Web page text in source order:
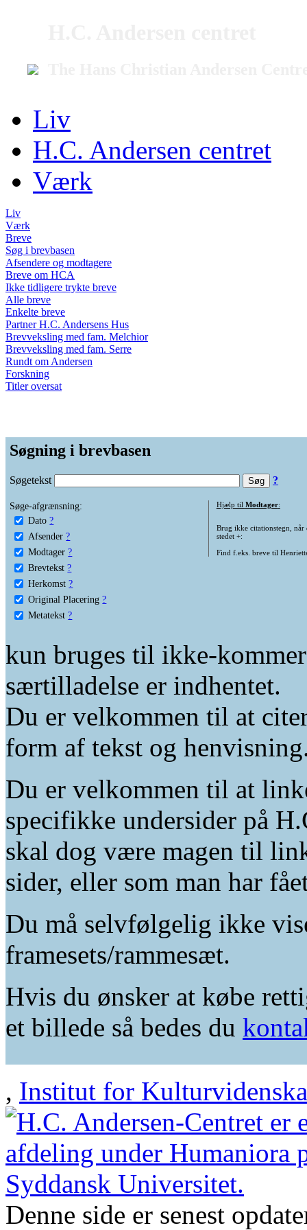
Liv
H.C. Andersen centret
Værk
Liv
Værk
Breve
Søg i brevbasen
Afsendere og modtagere
Breve om HCA
Ikke tidligere trykte breve
Alle breve
Enkelte breve
Partner H.C. Andersens Hus
Brevveksling med fam. Melchior
Brevveksling med fam. Serre
Rundt om Andersen
Forskning
Titler oversat
Søgning i brevbasen
Søgetekst ?
Søge-afgrænsning:
Dato ?
Afsender ?
Modtager ?
Brevtekst ?
Herkomst ?
Original Placering ?
Metatekst ?
Hjælp til Modtager:
Brug ikke citationstegn, når
stedet +:
Find f.eks. breve til
kun bruges til ikke-
særtilladelse er indhentet.
Du er velkommen til at
form af tekst og
Du er velkommen til at
specifikke undersider på
skal dog være magen til
sider, eller som man har
Du må selvfølgelig ikke
framesets/rammesæt.
Hvis du ønsker at købe
et billede så bedes du
, Institut for
Denne side er senest